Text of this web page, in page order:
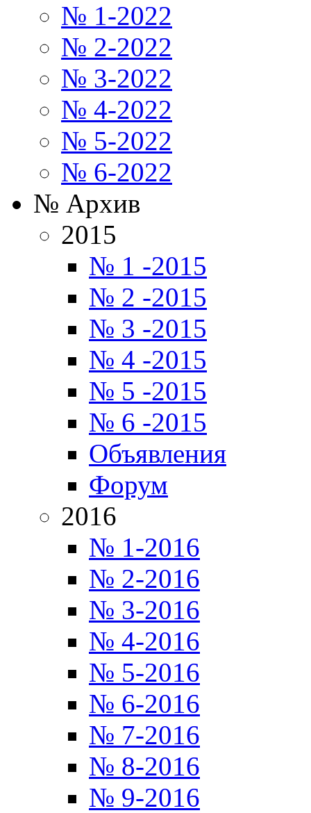
№ 1-2022
№ 2-2022
№ 3-2022
№ 4-2022
№ 5-2022
№ 6-2022
№ Архив
2015
№ 1 -2015
№ 2 -2015
№ 3 -2015
№ 4 -2015
№ 5 -2015
№ 6 -2015
Объявления
Форум
2016
№ 1-2016
№ 2-2016
№ 3-2016
№ 4-2016
№ 5-2016
№ 6-2016
№ 7-2016
№ 8-2016
№ 9-2016